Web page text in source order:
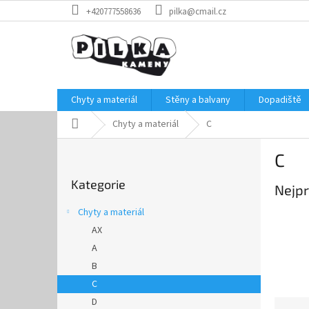
na
+420777558636 pilka@cmail.cz
Chyty a materiál Stěny a balvany Dopadiště
Domů Chyty a materiál C
a
kategorie
Kategorie
Chyty a materiál
AX
A
B
C
D
C